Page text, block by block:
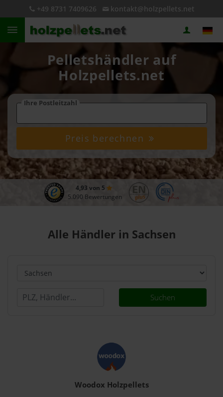
+49 8731 7409626 kontakt@holzpellets.net
Pelletshändler auf
Holzpellets.net
Ihre Postleitzahl
Preis berechnen
4,93 von 5
5.090 Bewertungen
Alle Händler in Sachsen
Suchen
Woodox Holzpellets